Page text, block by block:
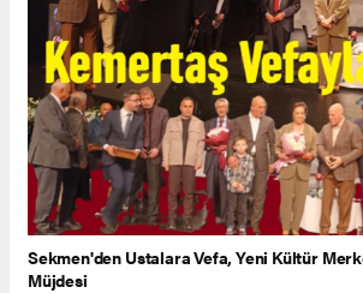
Sekmen'den Ustalara Vefa, Yeni Kültür
Müjdesi